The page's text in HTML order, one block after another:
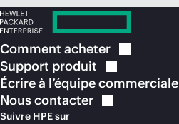
Comment acheter
Support produit
Écrire à l’équipecommerciale
Nouscontacter
Suivre HPE sur